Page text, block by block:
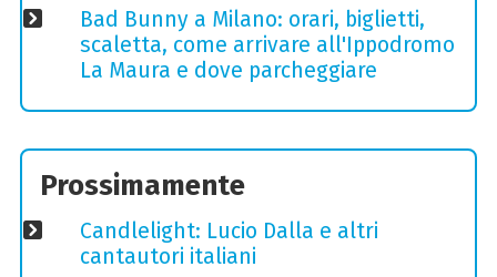
Bad Bunny a Milano: orari, biglietti,
scaletta, come arrivare all'Ippodromo
La Maura e dove parcheggiare
Prossimamente
Candlelight: Lucio Dalla e altri
cantautori italiani